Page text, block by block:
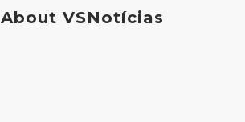
About VSNotícias